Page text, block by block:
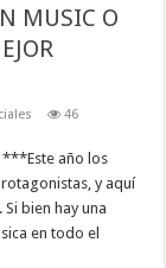
MUSIC O
46
***Este año los
y aquí
bien hay una
en todo el